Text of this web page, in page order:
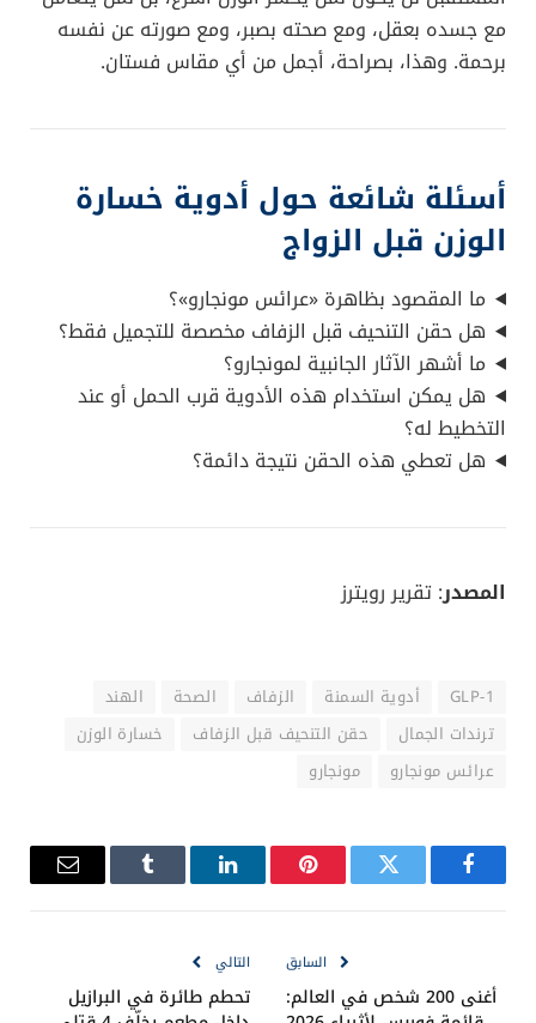
مع جسده بعقل، ومع صحته بصبر، ومع صورته عن نفسه
برحمة. وهذا، بصراحة، أجمل من أي مقاس فستان.
أسئلة شائعة حول أدوية خسارة
الوزن قبل الزواج
ما المقصود بظاهرة «عرائس مونجارو»؟
هل حقن التنحيف قبل الزفاف مخصصة للتجميل فقط؟
ما أشهر الآثار الجانبية لمونجارو؟
هل يمكن استخدام هذه الأدوية قرب الحمل أو عند
التخطيط له؟
هل تعطي هذه الحقن نتيجة دائمة؟
المصدر: تقرير رويترز
GLP-1 أدوية السمنة الزفاف الصحة
الهند
ترندات الجمال
حقن التنحيف قبل الزفاف
خسارة الوزن
عرائس مونجارو
مونجارو
فيسبوك تويتر بينتيريستلينكدإن Tumblr
البريد
السابق
أغنى 200 شخص في العالم:
التالي
تحطم طائرة في البرازيل